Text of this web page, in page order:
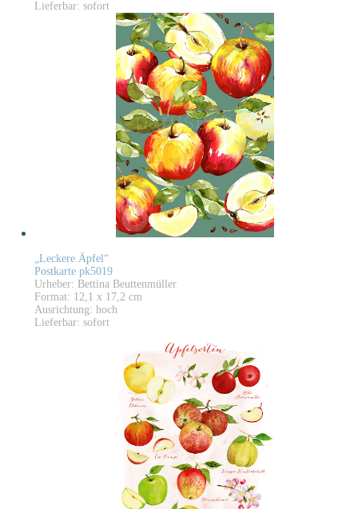
Lieferbar: sofort
„Leckere Äpfel“
Postkarte pk5019
Urheber: Bettina Beuttenmüller
Format: 12,1 x 17,2 cm
Ausrichtung: hoch
Lieferbar: sofort